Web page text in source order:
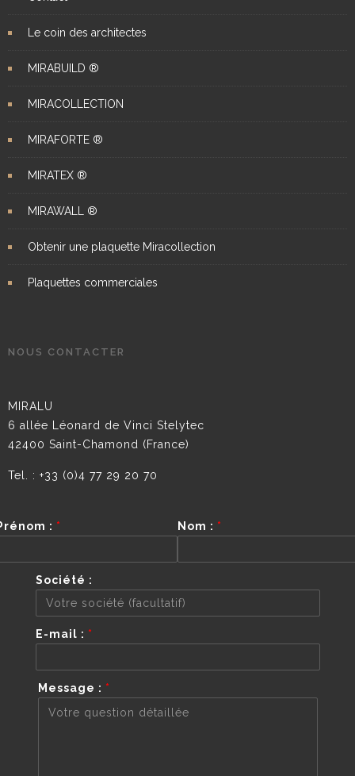
Le coin des architectes
MIRABUILD ®
MIRACOLLECTION
MIRAFORTE ®
MIRATEX ®
MIRAWALL ®
Obtenir une plaquette Miracollection
Plaquettes commerciales
NOUS CONTACTER
MIRALU
6 allée Léonard de Vinci Stelytec
42400 Saint-Chamond (France)
Tel. : +33 (0)4 77 29 20 70
: * Nom : *
Société :
E-mail : *
Message : *